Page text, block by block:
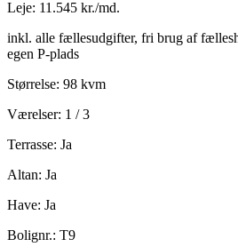
Leje: 11.545 kr./md.
inkl. alle fællesudgifter, fri brug af
egen P-plads
Størrelse: 98 kvm
Værelser: 1 / 3
Terrasse: Ja
Altan: Ja
Have: Ja
Bolignr.: T9